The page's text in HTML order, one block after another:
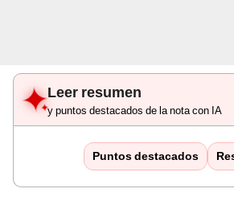
Leer resumen
y puntos destacados de la nota con IA
Puntos destacados